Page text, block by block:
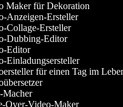
Maker für Dekoration
Anzeigen-Ersteller
Collage-Ersteller
Dubbing-Editor
Editor
Einladungsersteller
für einen Tag im Leben
Over-Video-Maker